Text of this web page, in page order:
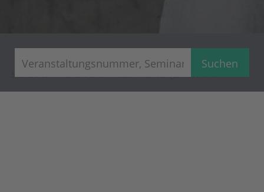
Suchen
Startseite Kurssuche Ausbilderlounge: Notfallpsychologie für Ausbilder*innen